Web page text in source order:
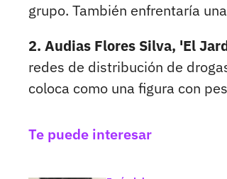
grupo. También enfrentaría
2. Audias Flores Silva, 'El
redes de distribución de
coloca como una figura con
Te puede interesar